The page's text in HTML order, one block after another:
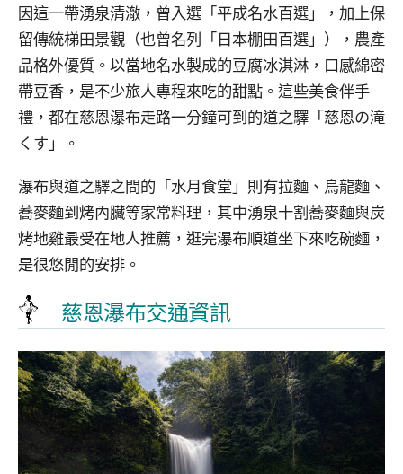
因這一帶湧泉清澈，曾入選「平成名水百選」，加上保
留傳統梯田景觀（也曾名列「日本棚田百選」），農產
品格外優質。以當地名水製成的豆腐冰淇淋，口感綿密
帶豆香，是不少旅人專程來吃的甜點。這些美食伴手
禮，都在慈恩瀑布走路一分鐘可到的道之驛「慈恩の滝
くす」。
瀑布與道之驛之間的「水月食堂」則有拉麵、烏龍麵、
蕎麥麵到烤內臟等家常料理，其中湧泉十割蕎麥麵與炭
烤地雞最受在地人推薦，逛完瀑布順道坐下來吃碗麵，
是很悠閒的安排。
慈恩瀑布交通資訊